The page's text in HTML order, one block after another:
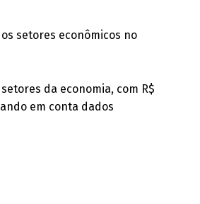
setores econômicos no
da economia, com R$
em conta dados